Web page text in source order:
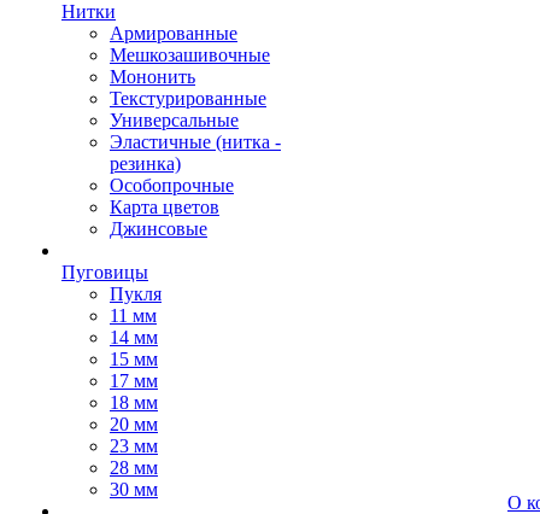
Нитки
Армированные
Мешкозашивочные
Мононить
Текстурированные
Универсальные
Эластичные (нитка -
резинка)
Особопрочные
Карта цветов
Джинсовые
Пуговицы
Пукля
11 мм
14 мм
15 мм
17 мм
18 мм
20 мм
23 мм
28 мм
30 мм
О